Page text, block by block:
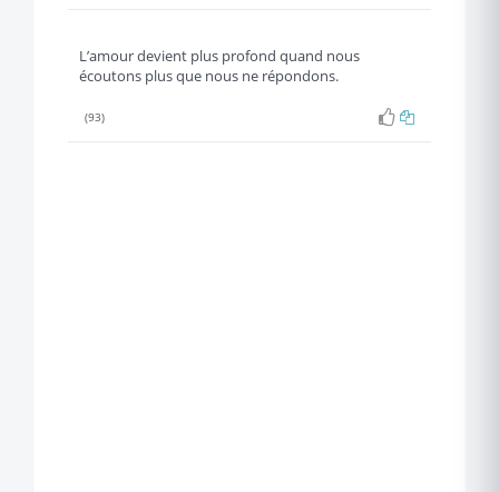
L’amour devient plus profond quand nous
écoutons plus que nous ne répondons.
(93)